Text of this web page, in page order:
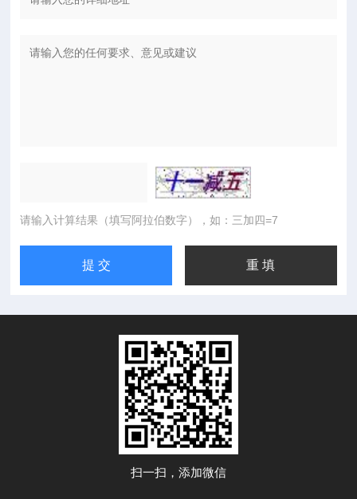
请输入计算结果（填写阿拉伯数字），如：三加四=7
扫一扫，添加微信